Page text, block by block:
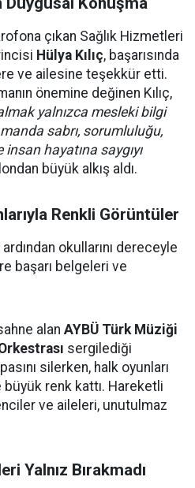
çıkan Sağlık Hizmetleri
Hülya Kılıç, başarısında
ve ailesine teşekkür etti.
önemine değinen Kılıç,
yalnızca mesleki bilgi
sabrı, sorumluluğu,
insan hayatına saygıyı
büyük alkış aldı.
Renkli Görüntüler
okullarını dereceyle
başarı belgeleri ve
alan AYBÜ Türk Müziği
sergilediği
silerken, halk oyunları
renk kattı. Hareketli
ve aileleri, unutulmaz
Yalnız Bırakmadı